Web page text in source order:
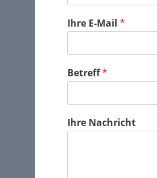
Ihre E-Mail*
Betreff*
Ihre Nachricht